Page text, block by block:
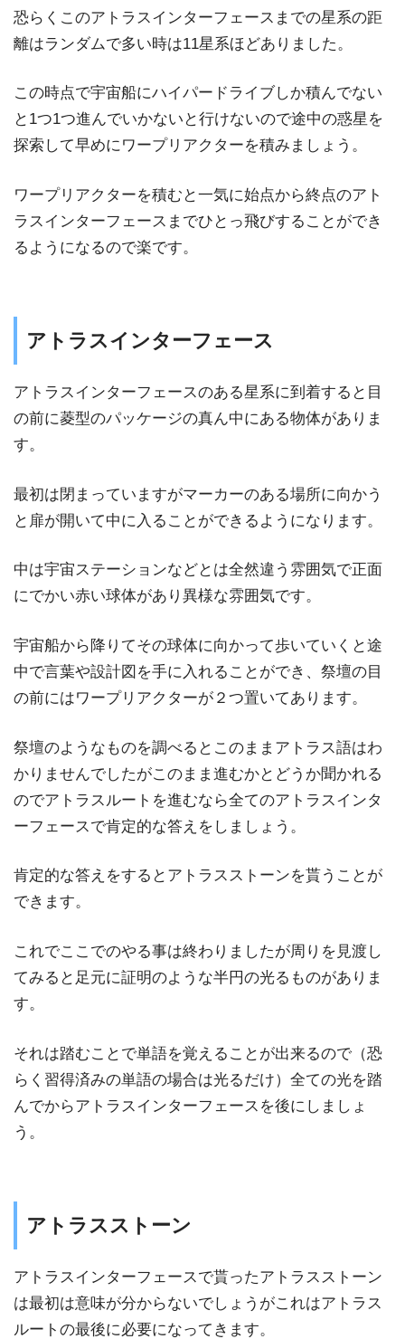
恐らくこのアトラスインターフェースまでの星系の距
離はランダムで多い時は11星系ほどありました。
この時点で宇宙船にハイパードライブしか積んでない
と1つ1つ進んでいかないと行けないので途中の惑星を
探索して早めにワープリアクターを積みましょう。
ワープリアクターを積むと一気に始点から終点のアト
ラスインターフェースまでひとっ飛びすることができ
るようになるので楽です。
アトラスインターフェース
アトラスインターフェースのある星系に到着すると目
の前に菱型のパッケージの真ん中にある物体がありま
す。
最初は閉まっていますがマーカーのある場所に向かう
と扉が開いて中に入ることができるようになります。
中は宇宙ステーションなどとは全然違う雰囲気で正面
にでかい赤い球体があり異様な雰囲気です。
宇宙船から降りてその球体に向かって歩いていくと途
中で言葉や設計図を手に入れることができ、祭壇の目
の前にはワープリアクターが２つ置いてあります。
祭壇のようなものを調べるとこのままアトラス語はわ
かりませんでしたがこのまま進むかとどうか聞かれる
のでアトラスルートを進むなら全てのアトラスインタ
ーフェースで肯定的な答えをしましょう。
肯定的な答えをするとアトラスストーンを貰うことが
できます。
これでここでのやる事は終わりましたが周りを見渡し
てみると足元に証明のような半円の光るものがありま
す。
それは踏むことで単語を覚えることが出来るので（恐
らく習得済みの単語の場合は光るだけ）全ての光を踏
んでからアトラスインターフェースを後にしましょ
う。
アトラスストーン
アトラスインターフェースで貰ったアトラスストーン
は最初は意味が分からないでしょうがこれはアトラス
ルートの最後に必要になってきます。